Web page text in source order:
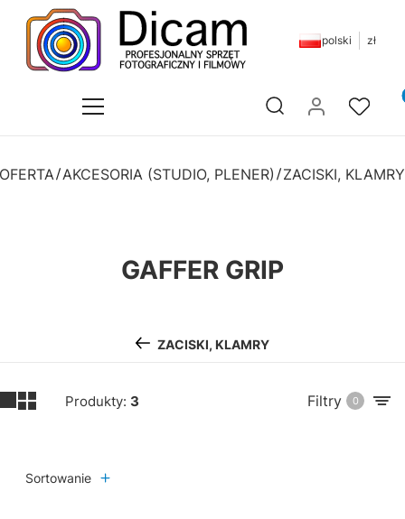
polski zł
Otwórz wyszukiwarkę
OFERTA AKCESORIA (STUDIO, PLENER) ZACISKI, KLAMRY
GAFFER GRIP
ZACISKI, KLAMRY
Produkty: 3 Filtry 0
Sortowanie